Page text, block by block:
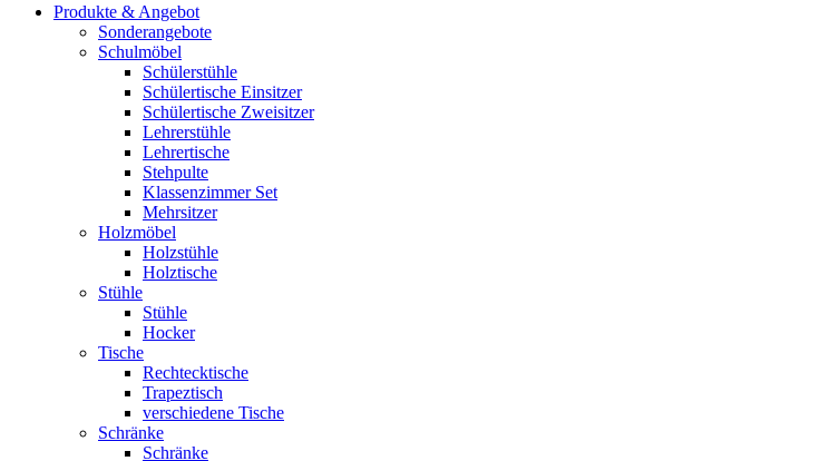
Produkte & Angebot
Sonderangebote
Schulmöbel
Schülerstühle
Schülertische Einsitzer
Schülertische Zweisitzer
Lehrerstühle
Lehrertische
Stehpulte
Klassenzimmer Set
Mehrsitzer
Holzmöbel
Holzstühle
Holztische
Stühle
Stühle
Hocker
Tische
Rechtecktische
Trapeztisch
verschiedene Tische
Schränke
Schränke